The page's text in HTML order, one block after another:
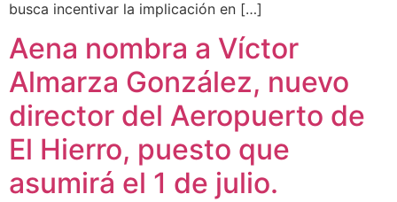
busca incentivar la implicación en […]
Aena nombra a Víctor
Almarza González, nuevo
director del Aeropuerto de
El Hierro, puesto que
asumirá el 1 de julio.